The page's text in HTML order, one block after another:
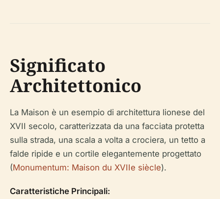
Significato
Architettonico
La Maison è un esempio di architettura lionese del
XVII secolo, caratterizzata da una facciata protetta
sulla strada, una scala a volta a crociera, un tetto a
falde ripide e un cortile elegantemente progettato
(Monumentum: Maison du XVIIe siècle).
Caratteristiche Principali: